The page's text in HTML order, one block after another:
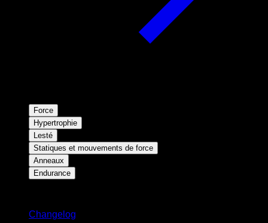
Force
Hypertrophie
Lesté
Statiques et mouvements de force
Anneaux
Endurance
Changelog